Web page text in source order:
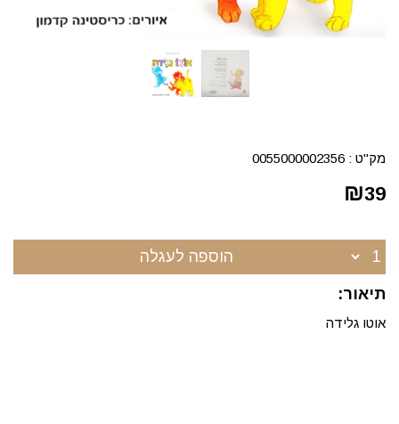
מק"ט : 0055000002356
₪39
הוספה לעגלה
תיאור:
אוטו גלידה